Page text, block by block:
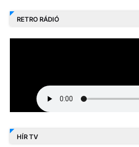
RETRO RÁDIÓ
HÍR TV